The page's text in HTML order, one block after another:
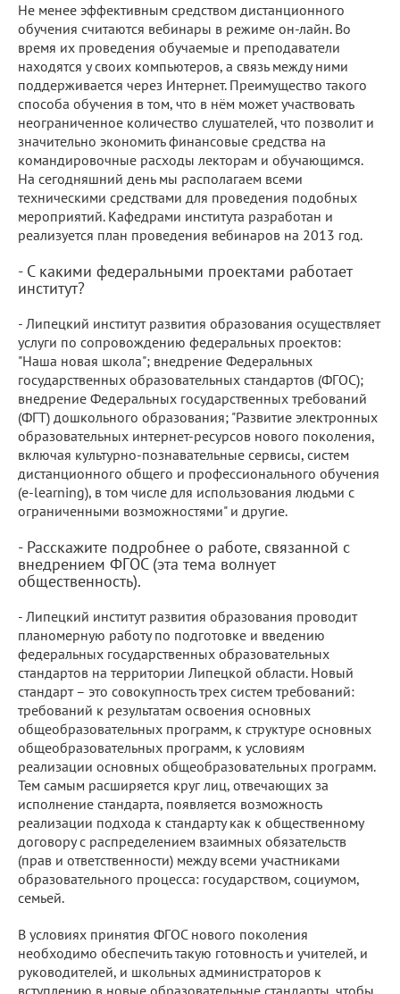
Не менее эффективным средством дистанционного
обучения считаются вебинары в режиме он-лайн. Во
время их проведения обучаемые и преподаватели
находятся у своих компьютеров, а связь между ними
поддерживается через Интернет. Преимущество такого
способа обучения в том, что в нём может участвовать
неограниченное количество слушателей, что позволит и
значительно экономить финансовые средства на
командировочные расходы лекторам и обучающимся.
На сегодняшний день мы располагаем всеми
техническими средствами для проведения подобных
мероприятий. Кафедрами института разработан и
реализуется план проведения вебинаров на 2013 год.
- С какими федеральными проектами работает
институт?
- Липецкий институт развития образования осуществляет
услуги по сопровождению федеральных проектов:
"Наша новая школа"; внедрение Федеральных
государственных образовательных стандартов (ФГОС);
внедрение Федеральных государственных требований
(ФГТ) дошкольного образования; "Развитие электронных
образовательных интернет-ресурсов нового поколения,
включая культурно-познавательные сервисы, систем
дистанционного общего и профессионального обучения
(e-learning), в том числе для использования людьми с
ограниченными возможностями" и другие.
- Расскажите подробнее о работе, связанной с
внедрением ФГОС (эта тема волнует
общественность).
- Липецкий институт развития образования проводит
планомерную работу по подготовке и введению
федеральных государственных образовательных
стандартов на территории Липецкой области. Новый
стандарт – это совокупность трех систем требований:
требований к результатам освоения основных
общеобразовательных программ, к структуре основных
общеобразовательных программ, к условиям
реализации основных общеобразовательных программ.
Тем самым расширяется круг лиц, отвечающих за
исполнение стандарта, появляется возможность
реализации подхода к стандарту как к общественному
договору с распределением взаимных обязательств
(прав и ответственности) между всеми участниками
образовательного процесса: государством, социумом,
семьей.
В условиях принятия ФГОС нового поколения
необходимо обеспечить такую готовность и учителей, и
руководителей, и школьных администраторов к
вступлению в новые образовательные стандарты, чтобы